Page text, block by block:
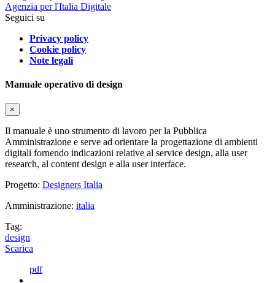
Agenzia per l'Italia Digitale
Seguici su
Privacy policy
Cookie policy
Note legali
Manuale operativo di design
×
Il manuale è uno strumento di lavoro per la Pubblica
Amministrazione e serve ad orientare la progettazione di ambienti
digitali fornendo indicazioni relative al service design, alla user
research, al content design e alla user interface.
Progetto: Designers Italia
Amministrazione: italia
Tag:
design
Scarica
pdf